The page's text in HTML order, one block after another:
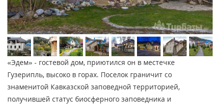
«Эдем» - гостевой дом, приютился он в местечке
Гузерипль, высоко в горах. Поселок граничит со
знаменитой Кавказской заповедной территорией,
получившей статус биосферного заповедника и